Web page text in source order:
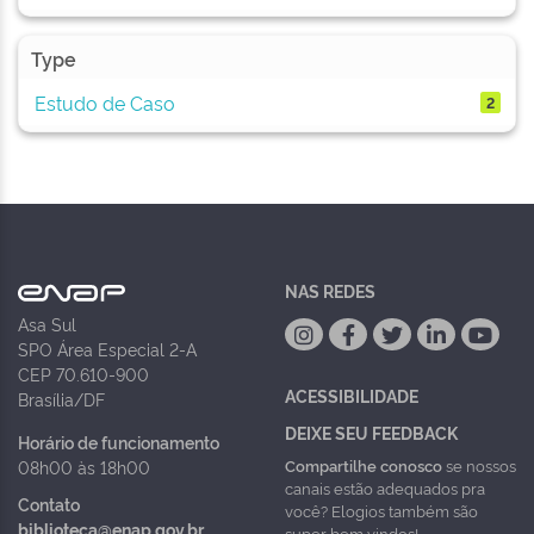
Type
Estudo de Caso
2
Asa Sul
SPO Área Especial 2-A
CEP 70.610-900
Brasília/DF
Horário de funcionamento
08h00 às 18h00
Contato
biblioteca@enap.gov.br
NAS REDES
ACESSIBILIDADE
DEIXE SEU FEEDBACK
Compartilhe conoscose nossos
canais estão adequados pra
você? Elogios também são